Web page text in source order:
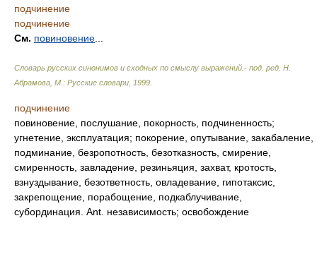
подчинение
подчинение
См. повиновение
Словарь русских синонимов и сходных по смыслу выражений.- под. ред. Н.
Абрамова, М.: Русские словари 1999
подчинение
повиновение, послушание, покорность, подчиненность;
угнетение, эксплуатация; покорение, опутывание, закабаление,
подминание, безропотность, безотказность, смирение,
смиренность, завладение, резиньяция, захват, кротость,
взнуздывание, безответность, овладевание, гипотаксис,
закрепощение, порабощение, подкаблучивание,
субординация. Ant. независимость; освобождение